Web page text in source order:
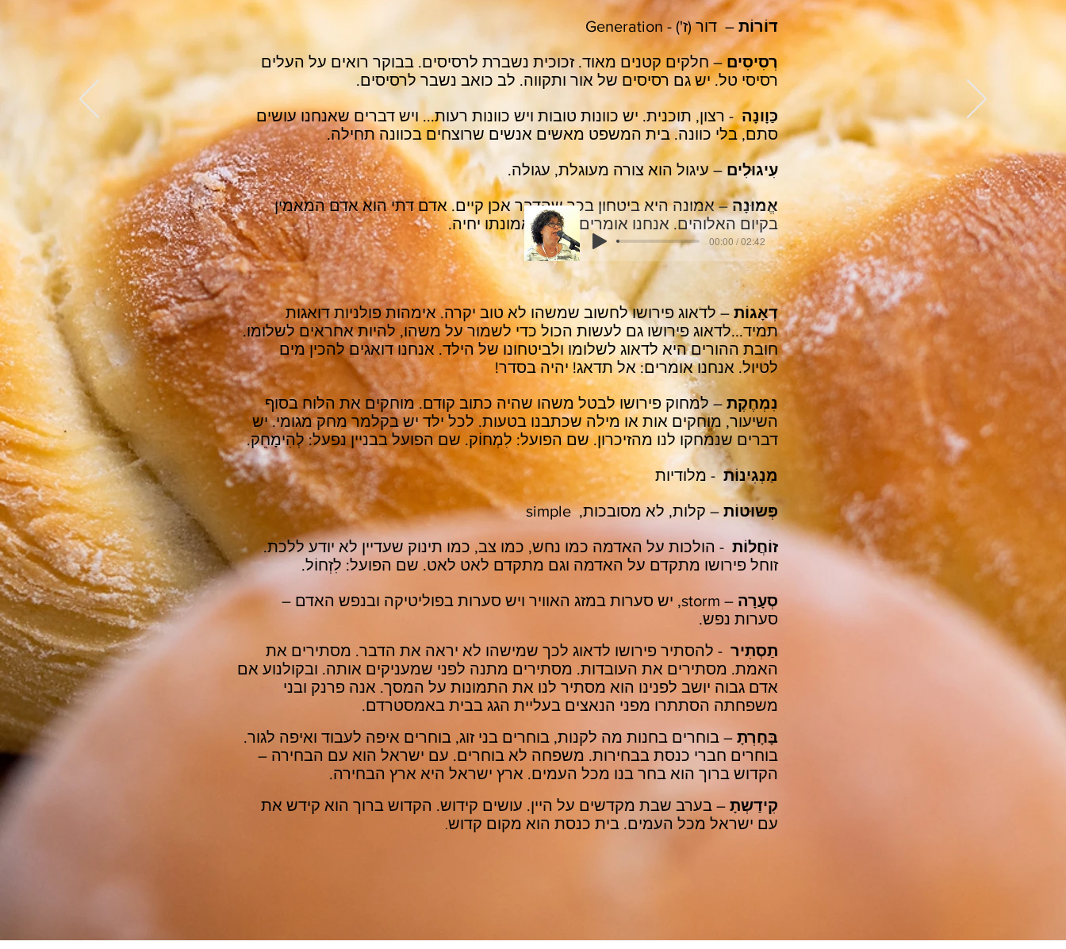
דוֹרוֹת – דור (ז') - Generation
רְסִיסִים– חלקים קטנים מאוד. זכוכית נשברת לרסיסים. בבוקר רואים על העלים
רסיסי טל. יש גם רסיסים של אור ותקווה. לב כואב נשבר לרסיסים.
כַּוָונָה- רצון, תוכנית. יש כוונות טובות ויש כוונות רעות... ויש דברים שאנחנו עושים
סתם, בלי כוונה. בית המשפט מאשים אנשים שרוצחים בכוונה תחילה.
עִיגוּלִים– עיגול הוא צורה מעוגלת, עגולה.
אֱמוּנָה– אמונה היא ביטחון בכך שהדבר אכן קיים. אדם דתי הוא אדם המאמין
בקיום האלוהים. אנחנו אומרים: איש באמונתו יחיה.
דְאָגוֹת– לדאוג פירושו לחשוב שמשהו לא טוב יקרה. אימהות פולניות דואגות
תמיד...לדאוג פירושו גם לעשות הכול כדי לשמור על משהו, להיות אחראים לשלומו.
חובת ההורים היא לדאוג לשלומו ולביטחונו של הילד. אנחנו דואגים להכין מים
לטיול. אנחנו אומרים: אל תדאג! יהיה בסדר!
נִמְחֶקֶת – למחוק פירושו לבטל משהו שהיה כתוב קודם. מוחקים את הלוח בסוף
השיעור, מוחקים אות או מילה שכתבנו בטעות. לכל ילד יש בקלמר מחק מגומי. יש
דברים שנמחקו לנו מהזיכרון. שם הפועל: לִמְחוֹק. שם הפועל בבניין נפעל: לְהִימָחֵק.
מַנְגִינוֹת- מלודיות
פְּשוּטוֹת– קלות, לא מסובכות, simple
זוֹחֲלוֹת - הולכות על האדמה כמו נחש, כמו צב, כמו תינוק שעדיין לא יודע ללכת.
זוחל פירושו מתקדם על האדמה וגם מתקדם לאט לאט. שם הפועל: לִזְחוֹל.
סְעָרָה
– storm, יש סערות במזג האוויר ויש סערות בפוליטיקה ובנפש האדם –
סערות נפש.
תַסְתִיר - להסתיר פירושו לדאוג לכך שמישהו לא יראה את הדבר. מסתירים את
האמת. מסתירים את העובדות. מסתירים מתנה לפני שמעניקים אותה. ובקולנוע אם
אדם גבוה יושב לפנינו הוא מסתיר לנו את התמונות על המסך. אנה פרנק ובני
משפחתה הסתתרו מפני הנאצים בעליית הגג בבית באמסטרדם.
בָּחָרְתָ – בוחרים בחנות מה לקנות, בוחרים בני זוג, בוחרים איפה לעבוד ואיפה לגור.
בוחרים חברי כנסת בבחירות. משפחה לא בוחרים. עם ישראל הוא עם הבחירה –
הקדוש ברוך הוא בחר בנו מכל העמים. ארץ ישראל היא ארץ הבחירה.
קִידַשְתָ – בערב שבת מקדשים על היין. עושים קידוש. הקדוש ברוך הוא קידש את
עם ישראל מכל העמים. בית כנסת הוא מקום קדוש.
00:00 / 02:42